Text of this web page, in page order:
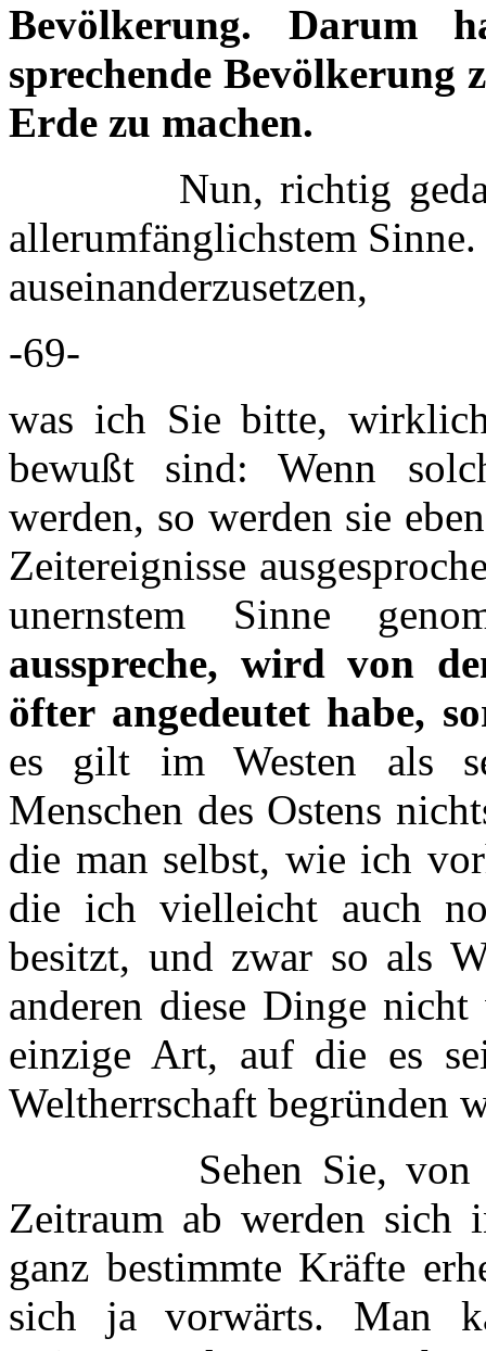
Bevölkerung. Darum
sprechende Bevölkerung
Erde zu machen.
Nun, richtig gedacht
allerumfänglichstem
auseinanderzusetzen,
-69-
was ich Sie bitte,
bewußt sind: Wenn
werden, so werden sie
Zeitereignisse
unernstem Sinne
ausspreche, wird von
öfter angedeutet habe,
es gilt im Westen als
Menschen des Ostens
die man selbst, wie ich
die ich vielleicht auch
besitzt, und zwar so als
anderen diese Dinge
einzige Art, auf die es
Weltherrschaft begründen
Sehen Sie, von
Zeitraum ab werden sich
ganz bestimmte Kräfte
sich ja vorwärts. Man